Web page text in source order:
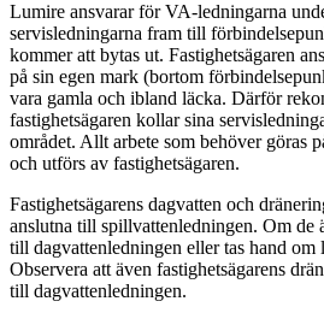
Lumire ansvarar för VA-ledningarna
servisledningarna fram till
kommer att bytas ut. Fastighetsägaren
på sin egen mark (bortom
vara gamla och ibland läcka. Därför
fastighetsägaren kollar sina
området. Allt arbete som behöver göras
och utförs av fastighetsägaren.
Fastighetsägarens dagvatten och
anslutna till spillvattenledningen. Om de
till dagvattenledningen eller tas hand om
Observera att även fastighetsägarens
till dagvattenledningen.